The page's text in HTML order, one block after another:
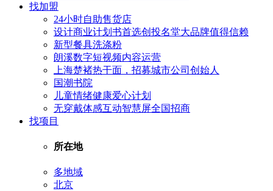
找加盟
24小时自助售货店
设计商业计划书首选创投名堂大品牌值得信赖
新型餐具洗涤粉
朗溪数字短视频内容运营
上海楚褚热干面，招募城市公司创始人
国潮书院
儿童情绪健康爱心计划
无穿戴体感互动智慧屏全国招商
找项目
所在地
多地域
北京